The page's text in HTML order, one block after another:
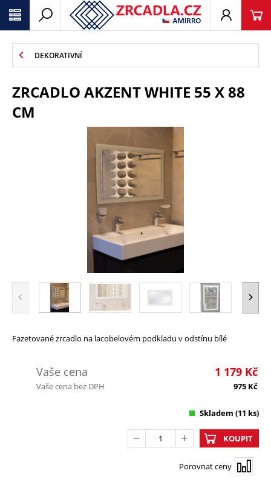
DEKORATIVNÍ
ZRCADLO AKZENT WHITE 55 X 88
CM
Fazetované zrcadlo na lacobelovém podkladu v odstínu bílé
Vaše cena 1 179 Kč
Vaše cena bez DPH 975 Kč
Skladem (11 ks)
Porovnat ceny
KOUPIT